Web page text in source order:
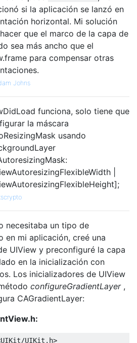
si la aplicación se lanzó en
horizontal. Mi solución
que el marco de la capa de
sea más ancho que el
para compensar otras
Johns
funciona, solo tiene que
la máscara
usando
|
necesitaba un tipo de
en mi aplicación, creé una
UIView y preconfiguré la capa
en la inicialización con
Los inicializadores de UIView
configureGradientLayer,
CAGradientLayer:
UIKit.h>